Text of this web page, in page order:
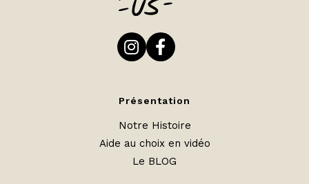
Présentation
Notre Histoire
Aide au choix en vidéo
Le BLOG